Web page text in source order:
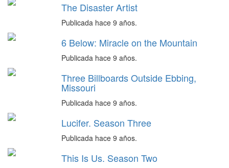
The Disaster Artist
Publicada hace 9 años.
6 Below: Miracle on the Mountain
Publicada hace 9 años.
Three Billboards Outside Ebbing,
Missouri
Publicada hace 9 años.
Lucifer. Season Three
Publicada hace 9 años.
This Is Us. Season Two